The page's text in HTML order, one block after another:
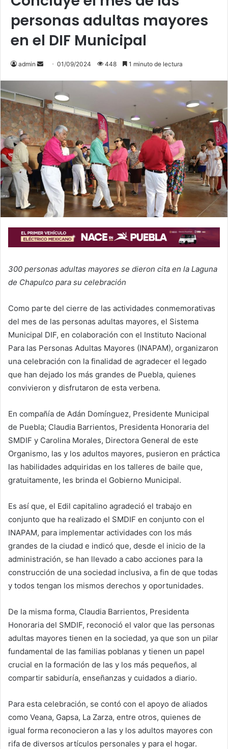
personas adultas mayores
en el DIF Municipal
admin
d
a
n
e
m
a
i
l
01/09/2024 448 1 minuto de lectura
300 personas adultas mayores se dieron cita en la Laguna
de Chapulco para su celebración
Como parte del cierre de las actividades conmemorativas
del mes de las personas adultas mayores, el Sistema
Municipal DIF, en colaboración con el Instituto Nacional
Para las Personas Adultas Mayores (INAPAM), organizaron
una celebración con la finalidad de agradecer el legado
que han dejado los más grandes de Puebla, quienes
convivieron y disfrutaron de esta verbena.
En compañía de Adán Domínguez, Presidente Municipal
de Puebla; Claudia Barrientos, Presidenta Honoraria del
SMDIF y Carolina Morales, Directora General de este
Organismo, las y los adultos mayores, pusieron en práctica
las habilidades adquiridas en los talleres de baile que,
gratuitamente, les brinda el Gobierno Municipal.
Es así que, el Edil capitalino agradeció el trabajo en
conjunto que ha realizado el SMDIF en conjunto con el
INAPAM, para implementar actividades con los más
grandes de la ciudad e indicó que, desde el inicio de la
administración, se han llevado a cabo acciones para la
construcción de una sociedad inclusiva, a fin de que todas
y todos tengan los mismos derechos y oportunidades.
De la misma forma, Claudia Barrientos, Presidenta
Honoraria del SMDIF, reconoció el valor que las personas
adultas mayores tienen en la sociedad, ya que son un pilar
fundamental de las familias poblanas y tienen un papel
crucial en la formación de las y los más pequeños, al
compartir sabiduría, enseñanzas y cuidados a diario.
Para esta celebración, se contó con el apoyo de aliados
como Veana, Gapsa, La Zarza, entre otros, quienes de
igual forma reconocieron a las y los adultos mayores con
rifa de diversos artículos personales y para el hogar.